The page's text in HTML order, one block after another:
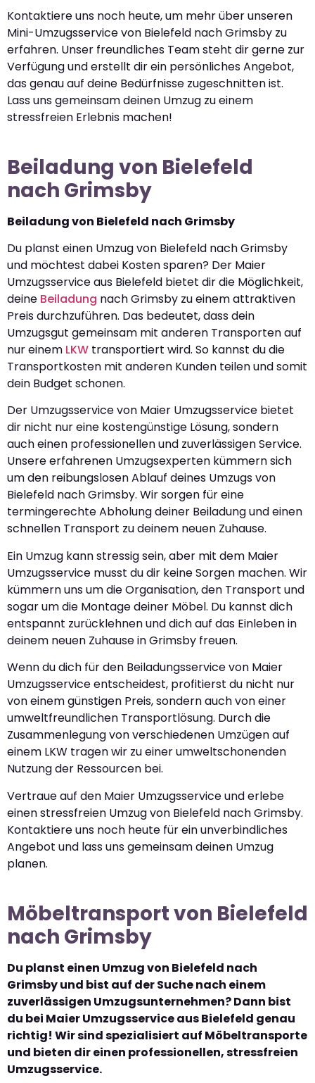
Kontaktiere uns noch heute, um mehr über unseren
Mini-Umzugsservice von Bielefeld nach Grimsby zu
erfahren. Unser freundliches Team steht dir gerne zur
Verfügung und erstellt dir ein persönliches Angebot,
das genau auf deine Bedürfnisse zugeschnitten ist.
Lass uns gemeinsam deinen Umzug zu einem
stressfreien Erlebnis machen!
Beiladung von Bielefeld
nach Grimsby
Beiladung von Bielefeld nach Grimsby
Du planst einen Umzug von Bielefeld nach Grimsby
und möchtest dabei Kosten sparen? Der Maier
Umzugsservice aus Bielefeld bietet dir die Möglichkeit,
deine Beiladung nach Grimsby zu einem attraktiven
Preis durchzuführen. Das bedeutet, dass dein
Umzugsgut gemeinsam mit anderen Transporten auf
nur einem LKW transportiert wird. So kannst du die
Transportkosten mit anderen Kunden teilen und somit
dein Budget schonen.
Der Umzugsservice von Maier Umzugsservice bietet
dir nicht nur eine kostengünstige Lösung, sondern
auch einen professionellen und zuverlässigen Service.
Unsere erfahrenen Umzugsexperten kümmern sich
um den reibungslosen Ablauf deines Umzugs von
Bielefeld nach Grimsby. Wir sorgen für eine
termingerechte Abholung deiner Beiladung und einen
schnellen Transport zu deinem neuen Zuhause.
Ein Umzug kann stressig sein, aber mit dem Maier
Umzugsservice musst du dir keine Sorgen machen. Wir
kümmern uns um die Organisation, den Transport und
sogar um die Montage deiner Möbel. Du kannst dich
entspannt zurücklehnen und dich auf das Einleben in
deinem neuen Zuhause in Grimsby freuen.
Wenn du dich für den Beiladungsservice von Maier
Umzugsservice entscheidest, profitierst du nicht nur
von einem günstigen Preis, sondern auch von einer
umweltfreundlichen Transportlösung. Durch die
Zusammenlegung von verschiedenen Umzügen auf
einem LKW tragen wir zu einer umweltschonenden
Nutzung der Ressourcen bei.
Vertraue auf den Maier Umzugsservice und erlebe
einen stressfreien Umzug von Bielefeld nach Grimsby.
Kontaktiere uns noch heute für ein unverbindliches
Angebot und lass uns gemeinsam deinen Umzug
planen.
Möbeltransport von Bielefeld
nach Grimsby
Du planst einen Umzug von Bielefeld nach
Grimsby und bist auf der Suche nach einem
zuverlässigen Umzugsunternehmen? Dann bist
du bei Maier Umzugsservice aus Bielefeld genau
richtig! Wir sind spezialisiert auf Möbeltransporte
und bieten dir einen professionellen, stressfreien
Umzugsservice.